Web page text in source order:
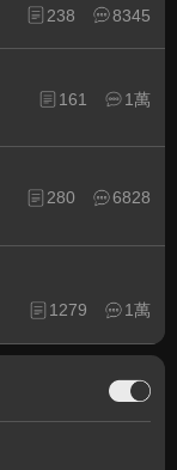
238 8345
161 1萬
280 6828
1279 1萬